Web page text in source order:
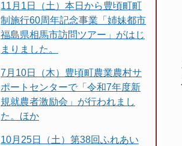
11月1日（土）本日から豊頃町町
制施行60周年記念事業「姉妹都市
福島県相馬市訪問ツアー」がはじ
まりました。
7月10日（木）豊頃町農業農村サ
ポートセンターで「令和7年度新
規就農者激励会」が行われまし
た。ほか
10月25日（土）第38回ふれあい